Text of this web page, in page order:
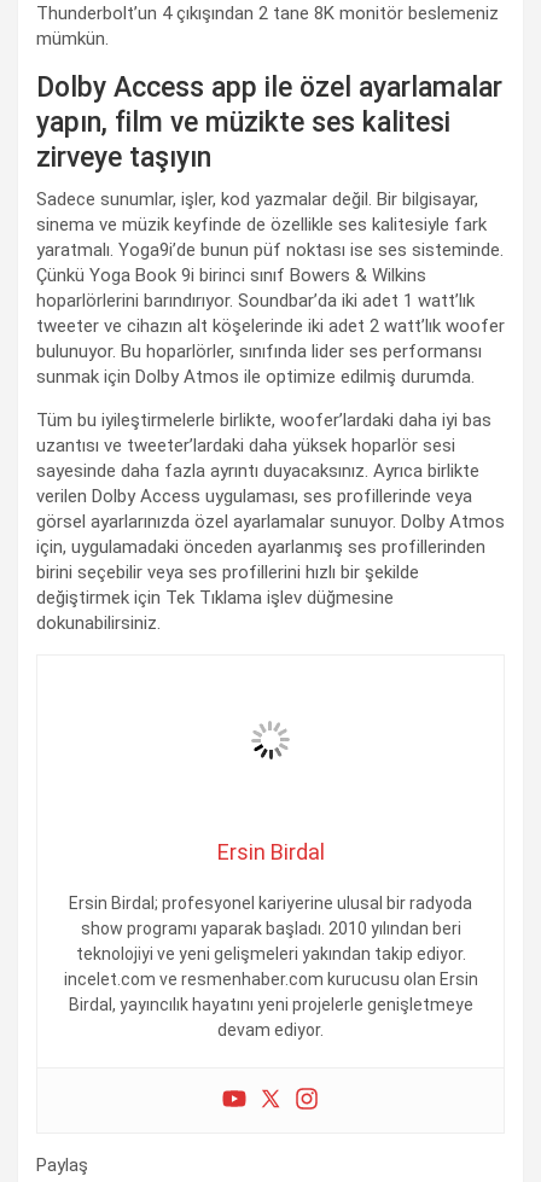
Thunderbolt’un 4 çıkışından 2 tane 8K monitör beslemeniz
mümkün.
Dolby Access app ile özel ayarlamalar
yapın, film ve müzikte ses kalitesi
zirveye taşıyın
Sadece sunumlar, işler, kod yazmalar değil. Bir bilgisayar,
sinema ve müzik keyfinde de özellikle ses kalitesiyle fark
yaratmalı. Yoga9i’de bunun püf noktası ise ses sisteminde.
Çünkü Yoga Book 9i birinci sınıf Bowers & Wilkins
hoparlörlerini barındırıyor. Soundbar’da iki adet 1 watt’lık
tweeter ve cihazın alt köşelerinde iki adet 2 watt’lık woofer
bulunuyor. Bu hoparlörler, sınıfında lider ses performansı
sunmak için Dolby Atmos ile optimize edilmiş durumda.
Tüm bu iyileştirmelerle birlikte, woofer’lardaki daha iyi bas
uzantısı ve tweeter’lardaki daha yüksek hoparlör sesi
sayesinde daha fazla ayrıntı duyacaksınız. Ayrıca birlikte
verilen Dolby Access uygulaması, ses profillerinde veya
görsel ayarlarınızda özel ayarlamalar sunuyor. Dolby Atmos
için, uygulamadaki önceden ayarlanmış ses profillerinden
birini seçebilir veya ses profillerini hızlı bir şekilde
değiştirmek için Tek Tıklama işlev düğmesine
dokunabilirsiniz.
Ersin Birdal
Ersin Birdal; profesyonel kariyerine ulusal bir radyoda
show programı yaparak başladı. 2010 yılından beri
teknolojiyi ve yeni gelişmeleri yakından takip ediyor.
incelet.com ve resmenhaber.com kurucusu olan Ersin
Birdal, yayıncılık hayatını yeni projelerle genişletmeye
devam ediyor.
Paylaş